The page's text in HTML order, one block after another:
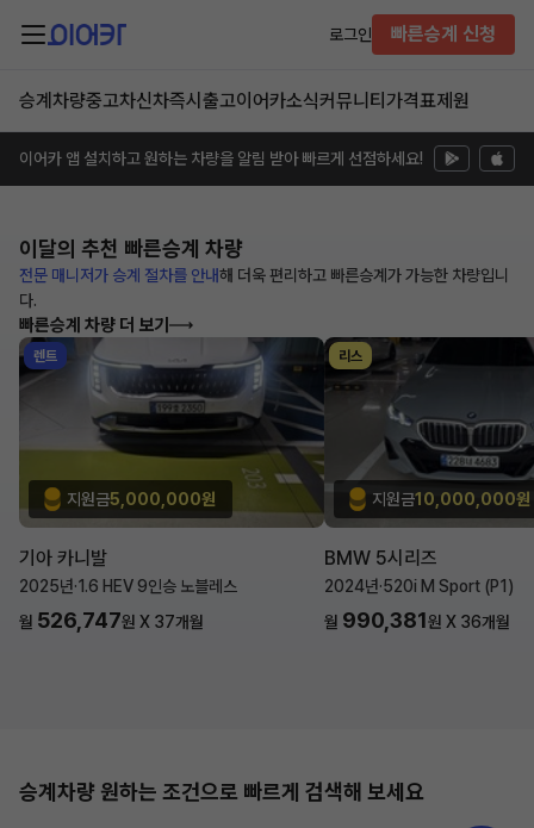
로그인 빠른승계 신청
승계차량중고차신차즉시출고이어카소식커뮤니티 가격표제원
이어카 앱 설치하고 원하는 차량을 알림 받아 빠르게 선점하세요!
이달의 추천 빠른승계 차량
전문 매니저가 승계 절차를 안내해 더욱 편리하고 빠른승계가 가능한 차량입니
다.
빠른승계 차량 더 보기
렌트
지원금5,000,000원
기아 카니발
2025년·1.6 HEV 9인승 노블레스
월 526,747원 X 37개월
리스
지원금10,000,000원
BMW 5시리즈
2024년·520i M Sport (P1)
월 990,381원 X 36개월
승계차량 원하는 조건으로 빠르게 검색해 보세요